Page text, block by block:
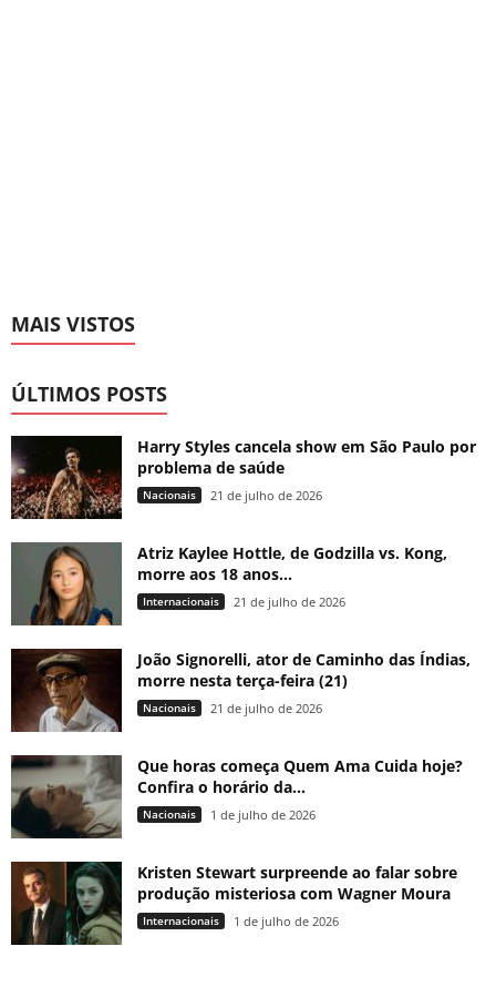
MAIS VISTOS
ÚLTIMOS POSTS
Harry Styles cancela show em São Paulo por
problema de saúde
Nacionais 21 de julho de 2026
Atriz Kaylee Hottle, de Godzilla vs. Kong,
morre aos 18 anos...
Internacionais 21 de julho de 2026
João Signorelli, ator de Caminho das Índias,
morre nesta terça-feira (21)
Nacionais 21 de julho de 2026
Que horas começa Quem Ama Cuida hoje?
Confira o horário da...
Nacionais 1 de julho de 2026
Kristen Stewart surpreende ao falar sobre
produção misteriosa com Wagner Moura
Internacionais 1 de julho de 2026